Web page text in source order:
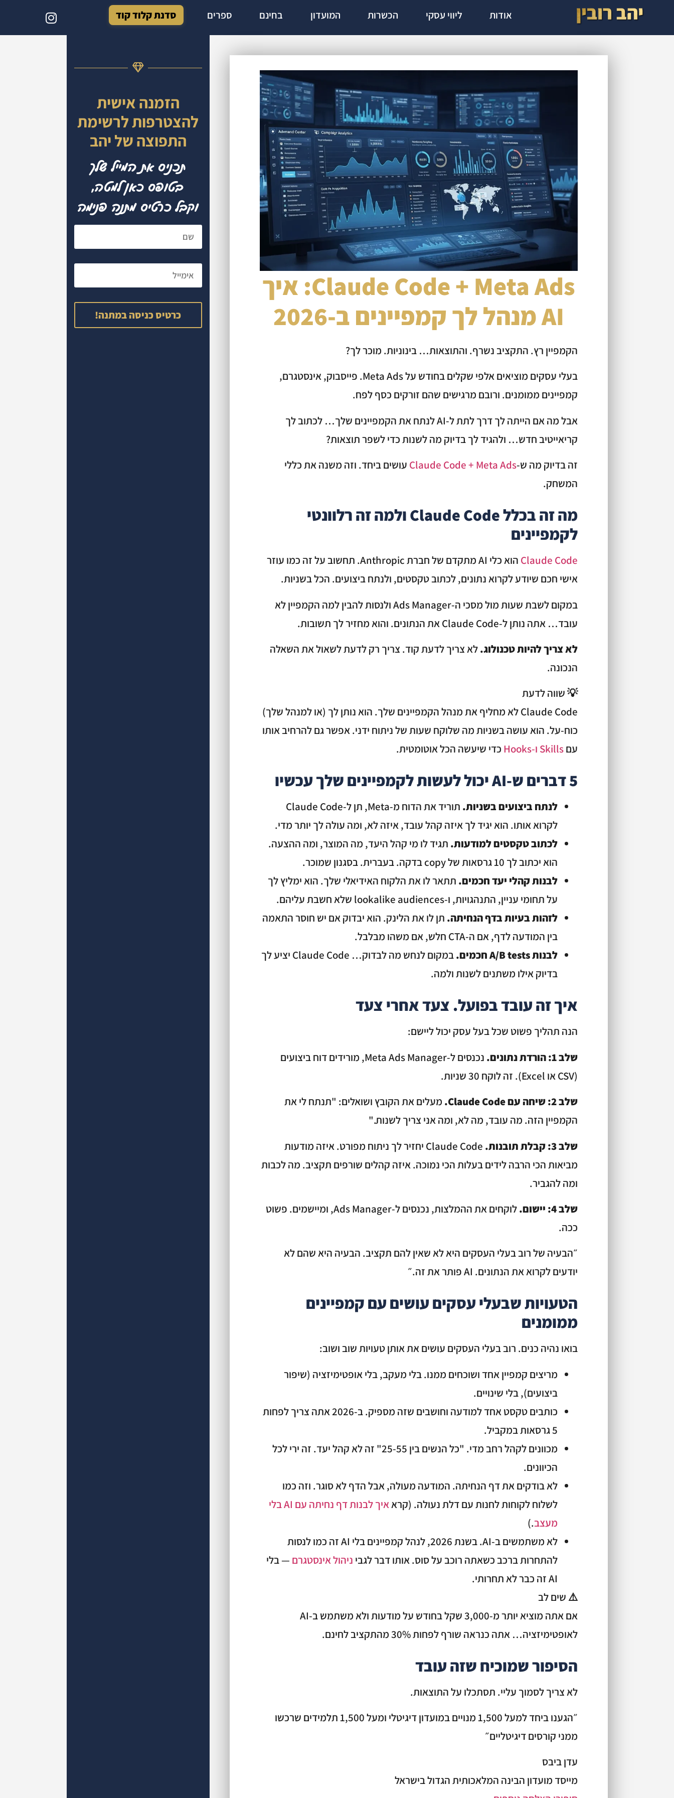
אודות ליווי עסקי הכשרות המועדון בחינם ספרים סדנת קלוד קוד
Claude Code + Meta Ads: איך
AI מנהל לך קמפיינים ב-2026
הקמפיין רץ. התקציב נשרף. והתוצאות… בינוניות. מוכר לך?
בעלי עסקים מוציאים אלפי שקלים בחודש על Meta Ads. פייסבוק, אינסטגרם,
קמפיינים ממומנים. ורובם מרגישים שהם זורקים כסף לפח.
אבל מה אם הייתה לך דרך לתת ל-AI לנתח את הקמפיינים שלך… לכתוב לך
קריאייטיב חדש… ולהגיד לך בדיוק מה לשנות כדי לשפר תוצאות?
זה בדיוק מה ש-Claude Code + Meta Ads עושים ביחד. וזה משנה את כללי
המשחק.
מה זה בכלל Claude Code ולמה זה רלוונטי
לקמפיינים
Claude Code
הוא כלי AI מתקדם של חברת Anthropic. תחשוב על זה כמו עוזר
אישי חכם שיודע לקרוא נתונים, לכתוב טקסטים, ולנתח ביצועים. הכל בשניות.
במקום לשבת שעות מול מסכי ה-Ads Manager ולנסות להבין למה הקמפיין לא
עובד… אתה נותן ל-Claude Code את הנתונים. והוא מחזיר לך תשובות.
לא צריך להיות טכנולוג.לא צריך לדעת קוד. צריך רק לדעת לשאול את השאלה
הנכונה.
💡 שווה לדעת
Claude Code לא מחליף את מנהל הקמפיינים שלך. הוא נותן לך (או למנהל שלך)
כוח-על. הוא עושה בשניות מה שלוקח שעות של ניתוח ידני. אפשר גם להרחיב אותו
עםSkills ו- Hooks כדי שיעשה הכל אוטומטית.
5 דברים ש-AI יכול לעשות לקמפיינים שלך עכשיו
לנתח ביצועים בשניות.
תוריד את הדוח מ-Meta, תן ל-Claude Code
לקרוא אותו. הוא יגיד לך איזה קהל עובד, איזה לא, ומה עולה לך יותר מדי.
לכתוב טקסטים למודעות. תגיד לו מי קהל היעד, מה המוצר, ומה ההצעה.
הוא יכתוב לך 10 גרסאות של copy בדקה. בעברית. בסגנון שמוכר.
לבנות קהלי יעד חכמים. תתאר לו את הלקוח האידיאלי שלך. הוא ימליץ לך
על תחומי עניין, התנהגויות, ו-lookalike audiences שלא חשבת עליהם.
לזהות בעיות בדף הנחיתה. תן לו את הלינק. הוא יבדוק אם יש חוסר התאמה
בין המודעה לדף, אם ה-CTA חלש, אם משהו מבלבל.
לבנות A/B tests חכמים.
במקום לנחש מה לבדוק… Claude Code יציע לך
בדיוק אילו משתנים לשנות ולמה.
איך זה עובד בפועל. צעד אחרי צעד
הנה תהליך פשוט שכל בעל עסק יכול ליישם:
שלב 1: הורדת נתונים.
נכנסים ל-Meta Ads Manager, מורידים דוח ביצועים
(CSV או Excel). זה לוקח 30 שניות.
שלב 2: שיחה עם Claude Code.
מעלים את הקובץ ושואלים: "תנתח לי את
הקמפיין הזה. מה עובד, מה לא, ומה אני צריך לשנות."
שלב 3: קבלת תובנות.
Claude Code יחזיר לך ניתוח מפורט. איזה מודעות
מביאות הכי הרבה לידים בעלות הכי נמוכה. איזה קהלים שורפים תקציב. מה לכבות
ומה להגביר.
שלב 4: יישום.
לוקחים את ההמלצות, נכנסים ל-Ads Manager, ומיישמים. פשוט
ככה.
״הבעיה של רוב בעלי העסקים היא לא שאין להם תקציב. הבעיה היא שהם לא
יודעים לקרוא את הנתונים. AI פותר את זה.״
הטעויות שבעלי עסקים עושים עם קמפיינים
ממומנים
בואו נהיה כנים. רוב בעלי העסקים עושים את אותן טעויות שוב ושוב:
מריצים קמפיין אחד ושוכחים ממנו. בלי מעקב, בלי אופטימיזציה (שיפור
ביצועים), בלי שינויים.
כותבים טקסט אחד למודעה וחושבים שזה מספיק. ב-2026 אתה צריך לפחות
5 גרסאות במקביל.
מכוונים לקהל רחב מדי. "כל הנשים בין 25-55" זה לא קהל יעד. זה ירי לכל
הכיוונים.
לא בודקים את דף הנחיתה. המודעה מעולה, אבל הדף לא סוגר. וזה כמו
לשלוח לקוחות לחנות עם דלת נעולה. (קרא
איך לבנות דף נחיתה עם AI בלי
מעצב.)
לא משתמשים ב-AI. בשנת 2026, לנהל קמפיינים בלי AI זה כמו לנסות
להתחרות ברכב כשאתה רוכב על סוס. אותו דבר לגבי ניהול אינסטגרם — בלי
AI זה כבר לא תחרותי.
⚠️ שים לב
אם אתה מוציא יותר מ-3,000 שקל בחודש על מודעות ולא משתמש ב-AI
לאופטימיזציה… אתה כנראה שורף לפחות 30% מהתקציב לחינם.
הסיפור שמוכיח שזה עובד
לא צריך לסמוך עליי. תסתכלו על התוצאות.
״הגענו ביחד למעל 1,500 מנויים במועדון דיגיטלי ומעל 1,500 תלמידים שרכשו
ממני קורסים דיגיטליים״
עדן ביבס
מייסד מועדון הבינה המלאכותית הגדול בישראל
הזמנה אישית
להצטרפות לרשימת
התפוצה של יהב
תכניס את המייל שלך
בטופס כאן למטה,
וקבל כרטיס מתנה פנימה
כרטיס כניסה במתנה!